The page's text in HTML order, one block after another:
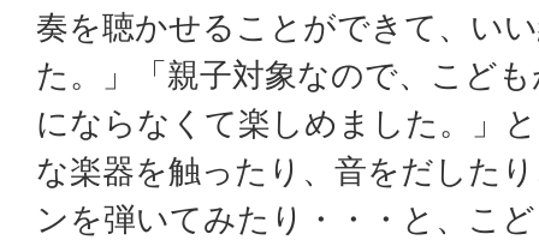
奏を聴かせることができて、い
た。」「親子対象なので、こど
にならなくて楽しめました。」
な楽器を触ったり、音をだした
ンを弾いてみたり・・・と、こ